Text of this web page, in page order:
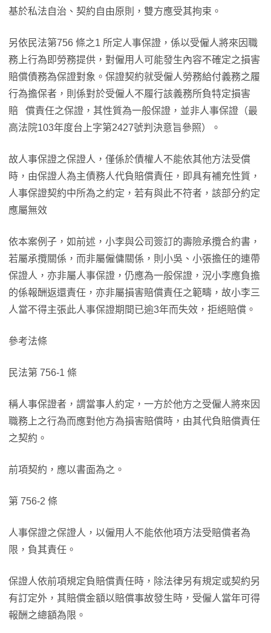
基於私法自治、契約自由原則，雙方應受其拘束。
另依民法第756 條之1 所定人事保證，係以受僱人將來因職
務上行為即勞務提供，對僱用人可能發生內容不確定之損害
賠償債務為保證對象。保證契約就受僱人勞務給付義務之履
行為擔保者，則係對於受僱人不履行該義務所負特定損害
賠 償責任之保證，其性質為一般保證，並非人事保證（最
高法院103年度台上字第2427號判決意旨參照）。
故人事保證之保證人，僅係於債權人不能依其他方法受償
時，由保證人為主債務人代負賠償責任，即具有補充性質，
人事保證契約中所為之約定，若有與此不符者，該部分約定
應屬無效
依本案例子，如前述，小李與公司簽訂的壽險承攬合約書，
若屬承攬關係，而非屬僱傭關係，則小吳、小張擔任的連帶
保證人，亦非屬人事保證，仍應為一般保證，況小李應負擔
的係報酬返還責任，亦非屬損害賠償責任之範疇，故小李三
人當不得主張此人事保證期間已逾3年而失效，拒絕賠償。
參考法條
民法第 756-1 條
稱人事保證者，謂當事人約定，一方於他方之受僱人將來因
職務上之行為而應對他方為損害賠償時，由其代負賠償責任
之契約。
前項契約，應以書面為之。
第 756-2 條
人事保證之保證人，以僱用人不能依他項方法受賠償者為
限，負其責任。
保證人依前項規定負賠償責任時，除法律另有規定或契約另
有訂定外，其賠償金額以賠償事故發生時，受僱人當年可得
報酬之總額為限。